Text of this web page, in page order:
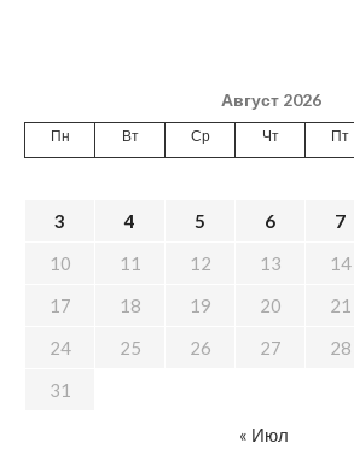
Август 2026
Пн Вт Ср Чт Пт
3
4 5 6 7
10
11 12 13 14
17
18 19 20 21
24
25 26 27 28
31
« Июл